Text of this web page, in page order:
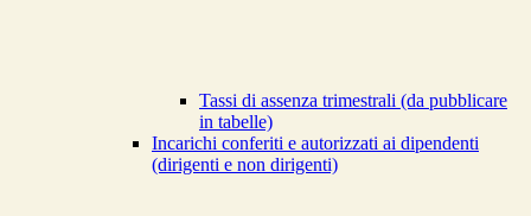
Tassi di assenza trimestrali (da pubblicare
in tabelle)
Incarichi conferiti e autorizzati ai dipendenti
(dirigenti e non dirigenti)